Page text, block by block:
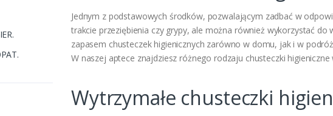
Jednym z podstawowych środków, pozwalającym zadbać w
trakcie przeziębienia czy grypy, ale można również wykorzystać
zapasem chusteczek higienicznych zarówno w domu, jak i w
W naszej aptece znajdziesz różnego rodzaju chusteczki higieniczne
Wytrzymałe chusteczki